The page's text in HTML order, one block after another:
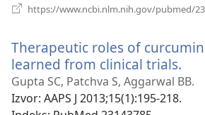
https://www.ncbi.nlm.nih.gov/pubmed/
Therapeutic roles of
learned from clinical trials.
novi
Gupta SC, Patchva S, Aggarwal BB.
Izvor‎: AAPS J 2013;15(1):195-218.